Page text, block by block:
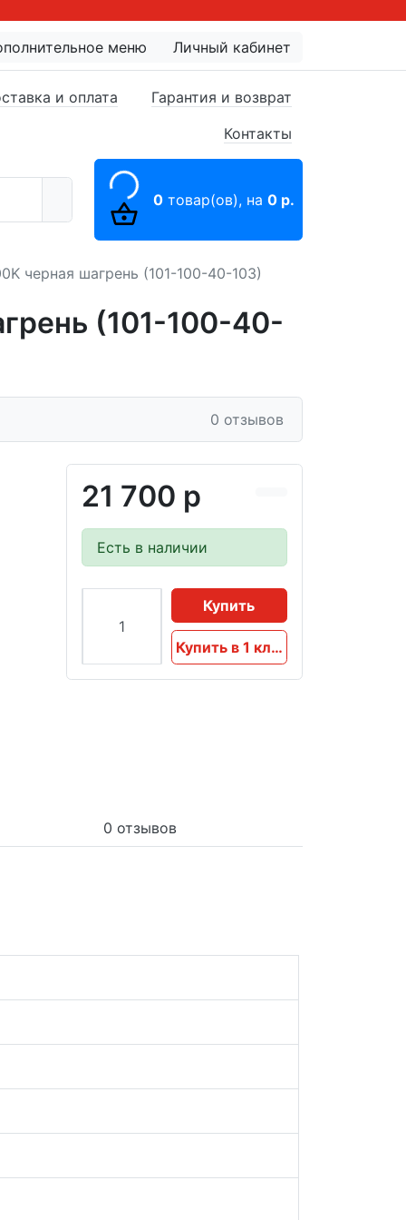
меню Личный кабинет
и оплата
Гарантия и возврат
Контакты
0 товар(ов), на 0 р.
черная шагрень (101-100-40-103)
(101-100-40-
0 отзывов
21 700 р
Есть в наличии
Купить
Купить в 1 клик
0 отзывов